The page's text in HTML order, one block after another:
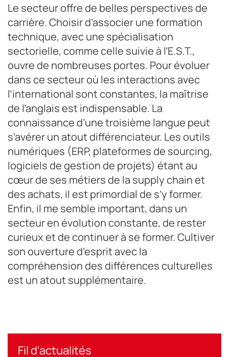
Le secteur offre de belles perspectives de
carrière. Choisir d’associer une formation
technique, avec une spécialisation
sectorielle, comme celle suivie à l’E.S.T.,
ouvre de nombreuses portes. Pour évoluer
dans ce secteur où les interactions avec
l’international sont constantes, la maîtrise
de l’anglais est indispensable. La
connaissance d’une troisième langue peut
s’avérer un atout différenciateur. Les outils
numériques (ERP, plateformes de sourcing,
logiciels de gestion de projets) étant au
cœur de ses métiers de la supply chain et
des achats, il est primordial de s’y former.
Enfin, il me semble important, dans un
secteur en évolution constante, de rester
curieux et de continuer à se former. Cultiver
son ouverture d’esprit avec la
compréhension des différences culturelles
est un atout supplémentaire.
Fil d'actualités